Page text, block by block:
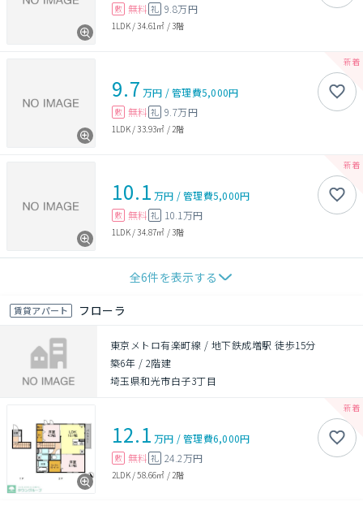
敷 無料 礼 9.8万円
1LDK/34.61㎡ /3階
9.7 万円 /管理費5,000円
敷 無料 礼 9.7万円
1LDK/33.93㎡ / 2階
10.1 万円 /管理費5,000円
敷 無料 礼 10.1万円
1LDK/34.87㎡ /3階
全6件を表示する
賃貸アパート フローラ
東京メトロ有楽町線 / 地下鉄成増駅 徒歩15分
築6年 / 2階建
埼玉県和光市白子3丁目
12.1 万円 /管理費6,000円
敷 無料 礼 24.2万円
2LDK/58.66㎡ / 2階